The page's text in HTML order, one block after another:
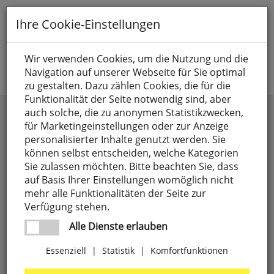
Toggle
Suche nach
Jetzt anmelden
Standleuchten
Ihre Cookie-Einstellungen
Wir verwenden Cookies, um die Nutzung und die
Navigation auf unserer Webseite für Sie optimal
zu gestalten. Dazu zählen Cookies, die für die
Funktionalität der Seite notwendig sind, aber
auch solche, die zu anonymen Statistikzwecken,
für Marketingeinstellungen oder zur Anzeige
personalisierter Inhalte genutzt werden. Sie
können selbst entscheiden, welche Kategorien
Sie zulassen möchten. Bitte beachten Sie, dass
auf Basis Ihrer Einstellungen womöglich nicht
mehr alle Funktionalitäten der Seite zur
Verfügung stehen.
Alle Dienste erlauben
Essenziell | Statistik | Komfortfunktionen